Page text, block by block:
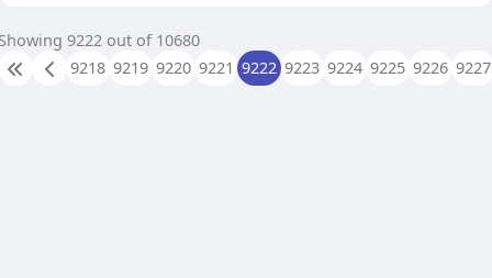
9222 out of 10680
9218 9219 9220 9221 9222 9223 9224 9225 9226 9227